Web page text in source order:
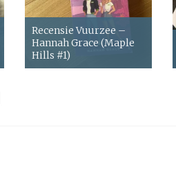
Recensie Vuurzee –
Hannah Grace (Maple
Hills #1)